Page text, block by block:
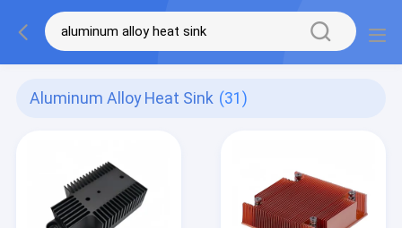
Aluminum Alloy Heat Sink (31)